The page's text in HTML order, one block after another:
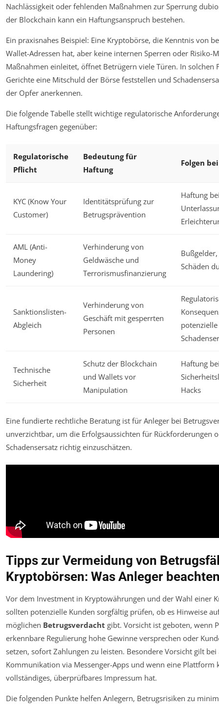
Nachlässigkeit oder fehlenden Maßnahmen zur Sperrung
der Blockchain kann ein Haftungsanspruch bestehen.
Ein praxisnahes Beispiel: Eine Kryptobörse, die Kenntnis von
Wallet-Adressen hat, aber keine internen Sperren oder Risiko-
Maßnahmen einleitet, öffnet Betrügern viele Türen. In solchen
Gerichte eine Mitschuld der Börse feststellen und
der Opfer anerkennen.
Die folgende Tabelle stellt wichtige regulatorische
Haftungsfragen gegenüber:
Regulatorische
Pflicht
Bedeutung für
Haftung
Folgen
KYC (Know Your
Customer)
Identitätsprüfung zur
Betrugsprävention
Haftung
AML (Anti-
Money
Laundering)
Verhinderung von
Geldwäsche und
Terrorismusfinanzierung
Schäden
Sanktionslisten-
Abgleich
Verhinderung von
Geschäft mit gesperrten
Personen
potenzielle
Technische
Sicherheit
Schutz der Blockchain
und Wallets vor
Manipulation
Haftung
Hacks
Eine fundierte rechtliche Beratung ist für Anleger bei
unverzichtbar, um die Erfolgsaussichten für Rückforderungen
Schadensersatz richtig einzuschätzen.
Tipps zur Vermeidung von
Kryptobörsen: Was Anleger
Vor dem Investment in Kryptowährungen und der Wahl einer
sollten potenzielle Kunden sorgfältig prüfen, ob es Hinweise
möglichen Betrugsverdacht gibt. Vorsicht ist geboten, wenn
erkennbare Regulierung hohe Gewinne versprechen oder
setzen, sofort Zahlungen zu leisten. Besondere Vorsicht gilt
Kommunikation via Messenger-Apps und wenn eine Plattform
vollständiges, überprüfbares Impressum hat.
Die folgenden Punkte helfen Anlegern, Betrugsrisiken zu